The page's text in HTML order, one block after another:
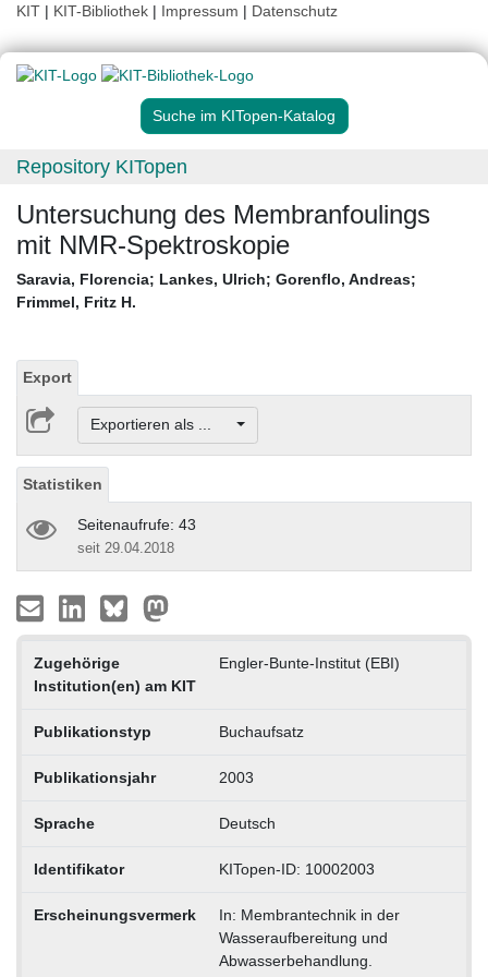
KIT | KIT-Bibliothek | Impressum | Datenschutz
Suche im KITopen-Katalog
Repository KITopen
Untersuchung des Membranfoulings
mit NMR-Spektroskopie
Saravia, Florencia; Lankes, Ulrich; Gorenflo, Andreas;
Frimmel, Fritz H.
Export
Exportieren als ...
Statistiken
Seitenaufrufe: 43
seit 29.04.2018
Zugehörige
Institution(en) am KIT
Engler-Bunte-Institut (EBI)
Publikationstyp Buchaufsatz
Publikationsjahr 2003
Sprache Deutsch
Identifikator KITopen-ID: 10002003
Erscheinungsvermerk
In: Membrantechnik in der
Wasseraufbereitung und
Abwasserbehandlung.